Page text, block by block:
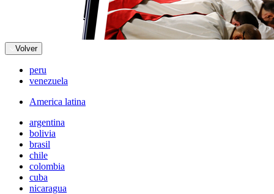
Volver
peru
venezuela
America latina
argentina
bolivia
brasil
chile
colombia
cuba
nicaragua